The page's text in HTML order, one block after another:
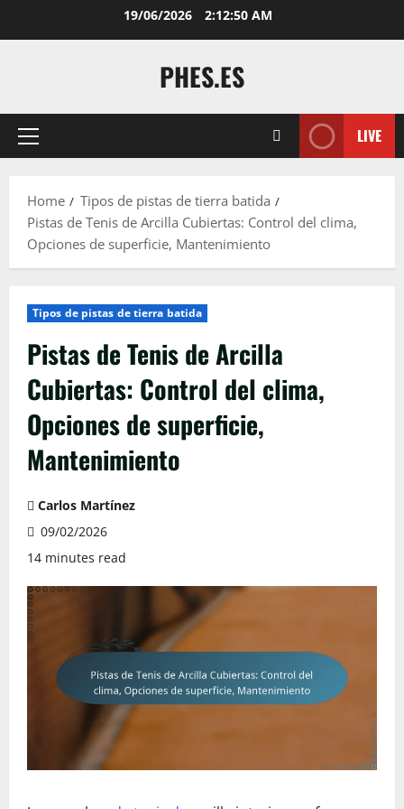
19/06/2026 2:12:52 AM
PHES.ES
Primary
LIVE
Home
Tipos de pistas de tierra batida
Pistas de Tenis de Arcilla Cubiertas: Control del clima,
Opciones de superficie, Mantenimiento
Tipos de pistas de tierra batida
Pistas de Tenis de Arcilla
Cubiertas: Control del clima,
Opciones de superficie,
Mantenimiento
Carlos Martínez
09/02/2026
14 minutes read